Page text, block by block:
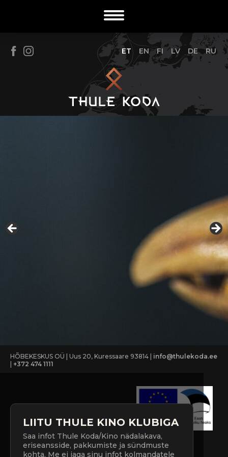
ET EN FI LV DE RU
HÕBEKESKUS OÜ | Uus 20, Kuressaare 93814 | info@thulekoda.ee
| +372 474 1111
LIITU THULE KINO KLUBIGA
Saa infot Thule Koda/Kino nädalakava,
eriseansside, pakkumiste ja sündmuste
kohta. Me ei jaga sinu infot kolmandatele